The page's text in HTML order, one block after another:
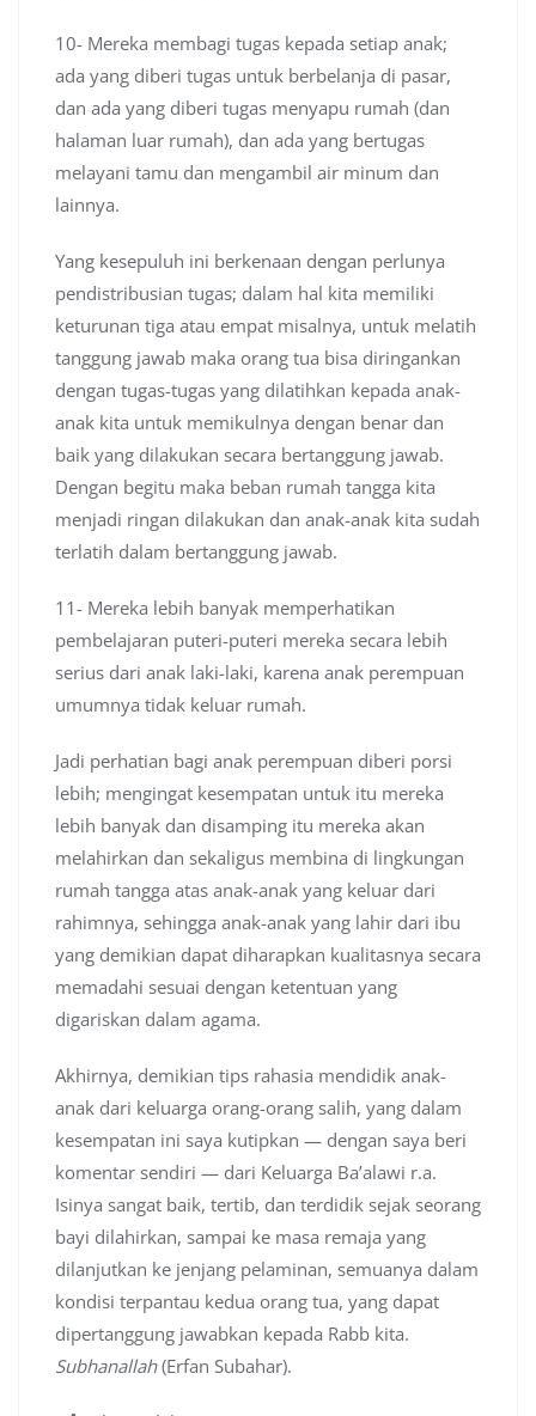
10- Mereka membagi tugas kepada setiap anak;
ada yang diberi tugas untuk berbelanja di pasar,
dan ada yang diberi tugas menyapu rumah (dan
halaman luar rumah), dan ada yang bertugas
melayani tamu dan mengambil air minum dan
lainnya.
Yang kesepuluh ini berkenaan dengan perlunya
pendistribusian tugas; dalam hal kita memiliki
keturunan tiga atau empat misalnya, untuk melatih
tanggung jawab maka orang tua bisa diringankan
dengan tugas-tugas yang dilatihkan kepada anak-
anak kita untuk memikulnya dengan benar dan
baik yang dilakukan secara bertanggung jawab.
Dengan begitu maka beban rumah tangga kita
menjadi ringan dilakukan dan anak-anak kita sudah
terlatih dalam bertanggung jawab.
11- Mereka lebih banyak memperhatikan
pembelajaran puteri-puteri mereka secara lebih
serius dari anak laki-laki, karena anak perempuan
umumnya tidak keluar rumah.
Jadi perhatian bagi anak perempuan diberi porsi
lebih; mengingat kesempatan untuk itu mereka
lebih banyak dan disamping itu mereka akan
melahirkan dan sekaligus membina di lingkungan
rumah tangga atas anak-anak yang keluar dari
rahimnya, sehingga anak-anak yang lahir dari ibu
yang demikian dapat diharapkan kualitasnya secara
memadahi sesuai dengan ketentuan yang
digariskan dalam agama.
Akhirnya, demikian tips rahasia mendidik anak-
anak dari keluarga orang-orang salih, yang dalam
kesempatan ini saya kutipkan — dengan saya beri
komentar sendiri — dari Keluarga Ba’alawi r.a.
Isinya sangat baik, tertib, dan terdidik sejak seorang
bayi dilahirkan, sampai ke masa remaja yang
dilanjutkan ke jenjang pelaminan, semuanya dalam
kondisi terpantau kedua orang tua, yang dapat
dipertanggung jawabkan kepada Rabb kita.
Subhanallah(Erfan Subahar).